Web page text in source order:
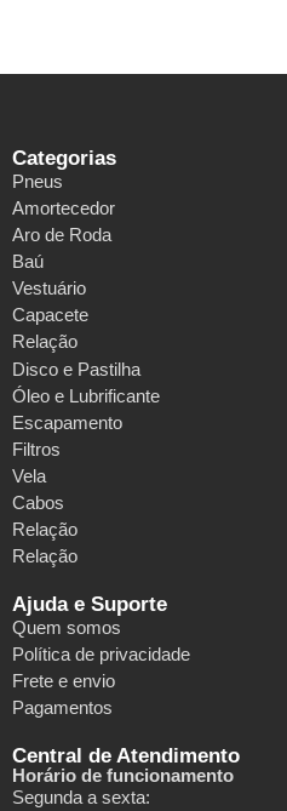
Categorias
Pneus
Amortecedor
Aro de Roda
Baú
Vestuário
Capacete
Relação
Disco e Pastilha
Óleo e Lubrificante
Escapamento
Filtros
Vela
Cabos
Relação
Relação
Ajuda e Suporte
Quem somos
Política de privacidade
Frete e envio
Pagamentos
Central de Atendimento
Horário de funcionamento
Segunda a sexta: